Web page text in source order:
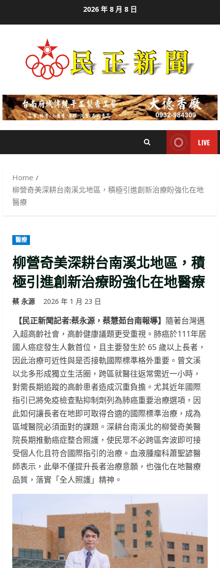
2026 年 8 月 8 日
LIVE
Home
柳營奇美深耕台南溪北地區，積極引進創新治療盼強化在地
醫療
醫療
柳營奇美深耕台南溪北地區，積
極引進創新治療盼強化在地醫療
蔡 永源 2026 年 1 月 23 日
【民正新聞記者:蔡永源，蔡慧茹台南報導】 隨著台灣邁
入超高齡社會，高齡健康議題更受重視。肺癌於111年居
國人癌症發生人數首位，且主要發生於 65 歲以上長者，
因此治療可近性與是否接軌國際標準格外重要。曾文溪
以北多形成獨立生活圈，跨區就醫往返常需近一小時，
對需長期追蹤的高齡患者造成沉重負擔。尤其近年國際
指引已將免疫檢查點抑制劑列為肺癌重要治療選項，因
此如何讓長者在地即可取得合適的國際標準治療，成為
區域醫院必須面對的課題。深耕台南溪北的柳營奇美醫
院長期推動癌症整合照護，使民眾不必跨區奔波即可接
受個人化且符合國際指引的治療。血液腫瘤科蕭聖諺醫
師表示，此舉不僅提升長者治療意願，也強化在地醫療
品質，落實「全人照護」精神。